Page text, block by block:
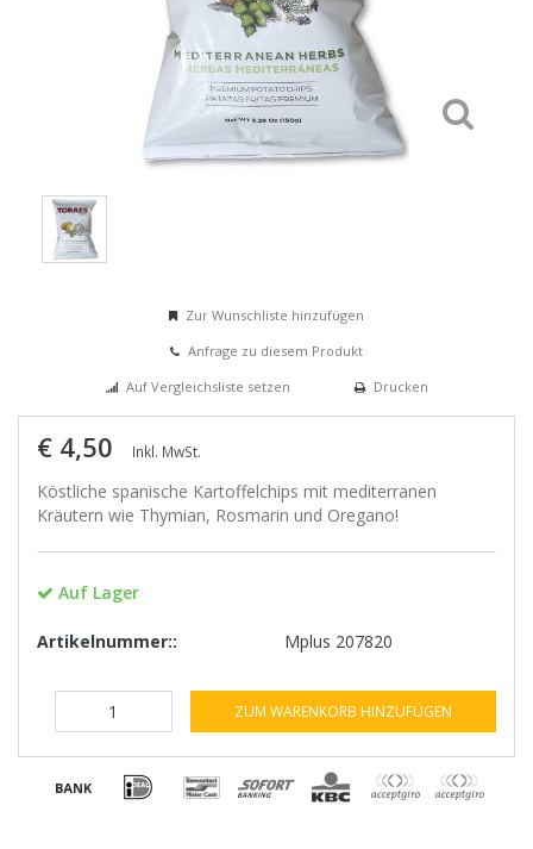
Zur Wunschliste hinzufügen
Anfrage zu diesem Produkt
Auf Vergleichsliste setzen
Drucken
€ 4,50 Inkl. MwSt.
Köstliche spanische Kartoffelchips mit mediterranen
Kräutern wie Thymian, Rosmarin und Oregano!
Auf Lager
Artikelnummer:: Mplus 207820
ZUM WARENKORB HINZUFÜGEN